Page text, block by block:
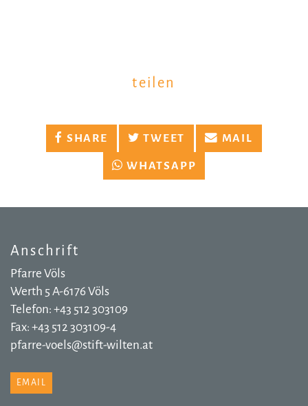
teilen
SHARE TWEET MAIL
WHATSAPP
Anschrift
Pfarre Völs
Werth 5 A-6176 Völs
Telefon: +43 512 303109
Fax: +43 512 303109-4
pfarre-voels@stift-wilten.at
EMAIL